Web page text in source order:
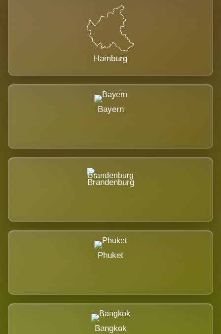
Hamburg
Bayern
Brandenburg
Phuket
Bangkok